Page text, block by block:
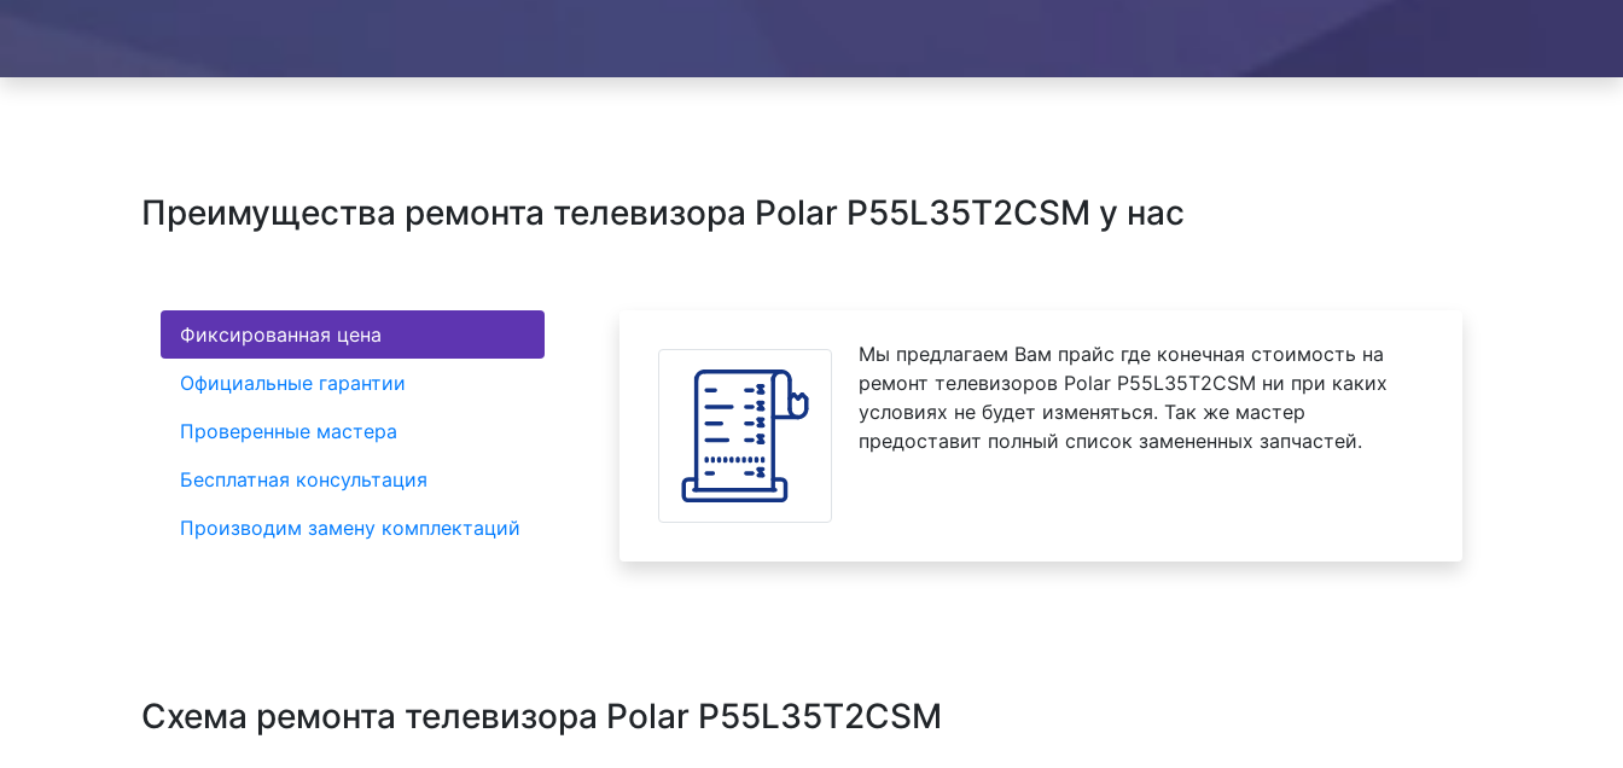
Преимущества ремонта телевизора Polar P55L35T2CSM у нас
Фиксированная цена
Официальные гарантии
Проверенные мастера
Бесплатная консультация
Производим замену комплектаций
Мы предлагаем Вам прайс где конечная стоимость на
ремонт телевизоров Polar P55L35T2CSM ни при каких
условиях не будет изменяться. Так же мастер
предоставит полный список замененных запчастей.
Схема ремонта телевизора Polar P55L35T2CSM